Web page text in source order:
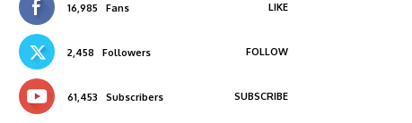
16,985 Fans LIKE
2,458 Followers FOLLOW
61,453 Subscribers SUBSCRIBE